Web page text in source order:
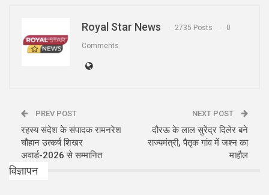
Royal Star News 2735 Posts 0
Comments
PREV POST
रहस्य संदेश के संपादक रामनरेश
चौहान उत्कर्ष शिखर
अवार्ड-2026 से सम्मानित
NEXT POST
दौरऊ के लाल सुरेंद्र दिलेर बने
राज्यमंत्री, पैतृक गांव में जश्न का
माहौल
विज्ञापन